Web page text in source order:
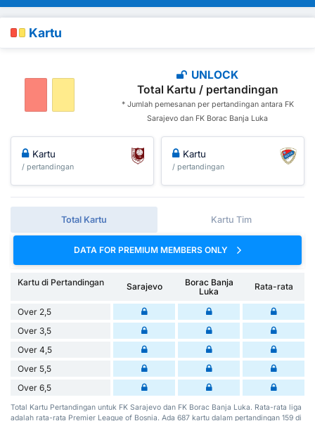
Kartu
UNLOCK
Total Kartu / pertandingan
* Jumlah pemesanan per pertandingan antara FK
Sarajevo dan FK Borac Banja Luka
Kartu
/ pertandingan
Kartu
/ pertandingan
Total Kartu Kartu Tim
DATA FOR PREMIUM MEMBERS ONLY
Kartu di Pertandingan Sarajevo
Borac Banja
Luka
Rata-rata
Over 2,5
Over 3,5
Over 4,5
Over 5,5
Over 6,5
Total Kartu Pertandingan untuk FK Sarajevo dan FK Borac Banja Luka. Rata-rata liga
adalah rata-rata Premier League of Bosnia. Ada 687 kartu dalam pertandingan 159 di